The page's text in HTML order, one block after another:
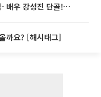
'2TV 생생정보' 오늘방송맛집- 배우 강성진 단골! 쌀국수ㆍ푸팟퐁 커리 맛집 '블○○○'
까요? [해시태그]